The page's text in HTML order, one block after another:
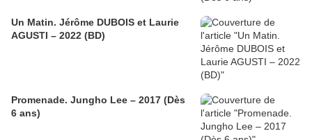
Un Matin. Jérôme DUBOIS et Laurie
AGUSTI – 2022 (BD)
Promenade. Jungho Lee – 2017 (Dès
6 ans)